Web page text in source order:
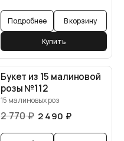
Подробнее В корзину
Купить
Букет из 15 малиновой
розы №112
15 малиновых роз
2 770₽ 2 490 ₽